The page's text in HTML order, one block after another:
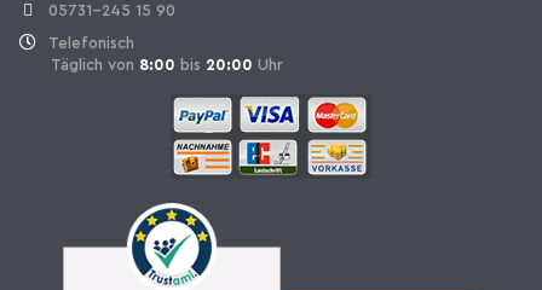
05731-245 15 90
Telefonisch
Täglich von 8:00 bis 20:00 Uhr